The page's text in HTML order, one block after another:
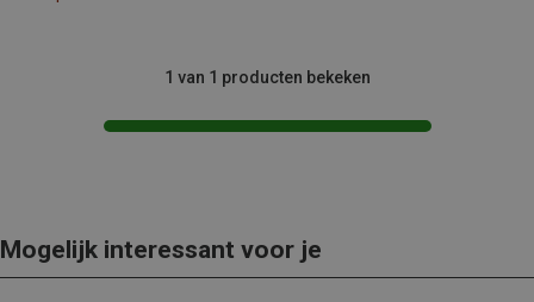
1 van 1 producten bekeken
Mogelijk interessant voor je